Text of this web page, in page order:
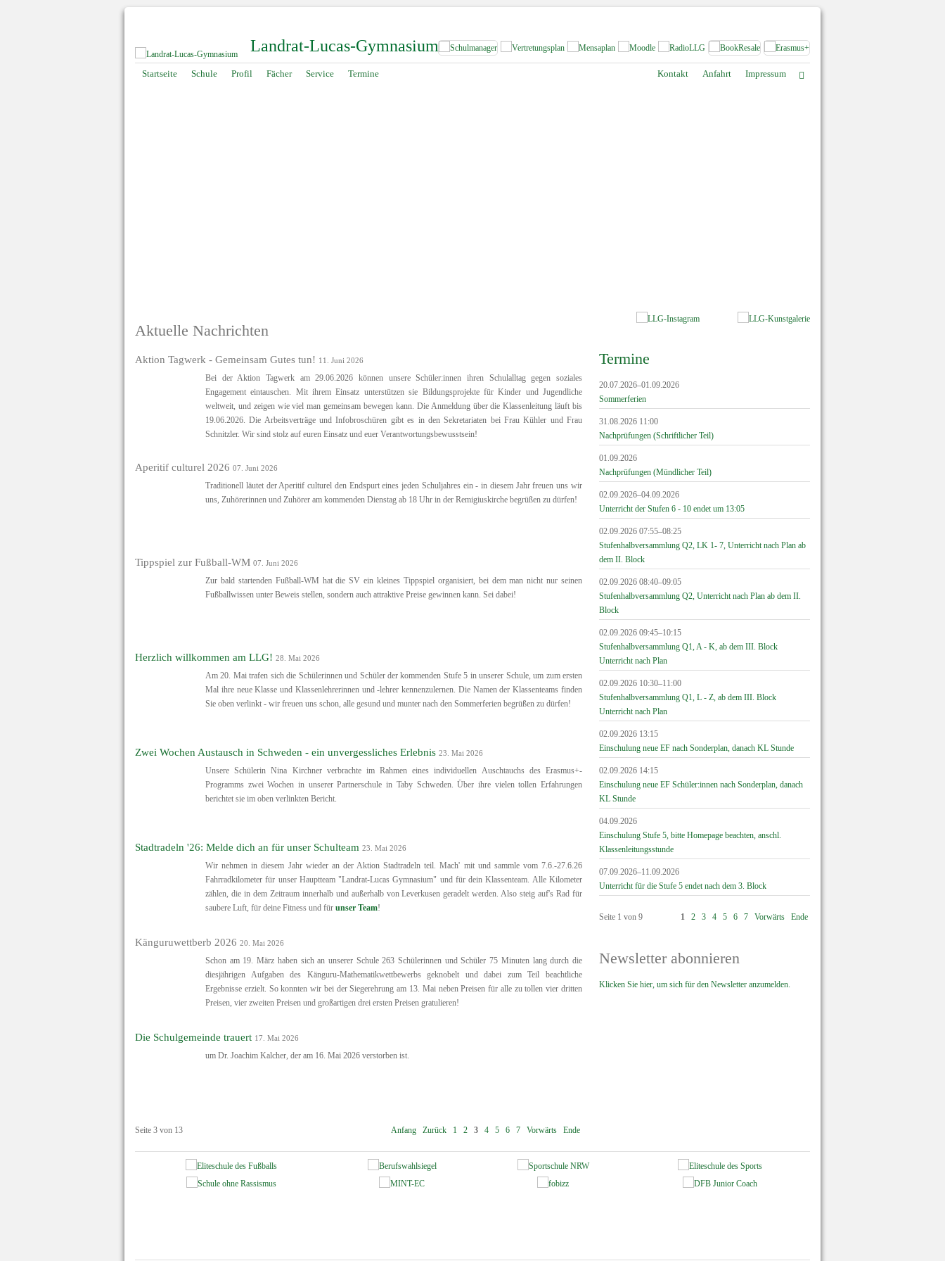
Landrat-Lucas-Gymnasium
Navigation
Startseite Schule Profil Fächer Service Termine Impressum
Anfahrt
Kontakt
Aktuelle Nachrichten
Aktion Tagwerk - Gemeinsam Gutes tun! 11. Juni 2026
Bei der Aktion Tagwerk am 29.06.2026 können unsere Schüler:innen ihren Schulalltag gegen soziales
Engagement eintauschen. Mit ihrem Einsatz unterstützen sie Bildungsprojekte für Kinder und Jugendliche
weltweit, und zeigen wie viel man gemeinsam bewegen kann. Die Anmeldung über die Klassenleitung läuft bis
19.06.2026. Die Arbeitsverträge und Infobroschüren gibt es in den Sekretariaten bei Frau Kühler und Frau
Schnitzler. Wir sind stolz auf euren Einsatz und euer Verantwortungsbewusstsein!
Aperitif culturel 2026 07. Juni 2026
Traditionell läutet der Aperitif culturel den Endspurt eines jeden Schuljahres ein - in diesem Jahr freuen uns wir
uns, Zuhörerinnen und Zuhörer am kommenden Dienstag ab 18 Uhr in der Remigiuskirche begrüßen zu dürfen!
Tippspiel zur Fußball-WM 07. Juni 2026
Zur bald startenden Fußball-WM hat die SV ein kleines Tippspiel organisiert, bei dem man nicht nur seinen
Fußballwissen unter Beweis stellen, sondern auch attraktive Preise gewinnen kann. Sei dabei!
Herzlich willkommen am LLG! 28. Mai 2026
Am 20. Mai trafen sich die Schülerinnen und Schüler der kommenden Stufe 5 in unserer Schule, um zum ersten
Mal ihre neue Klasse und Klassenlehrerinnen und -lehrer kennenzulernen. Die Namen der Klassenteams finden
Sie oben verlinkt - wir freuen uns schon, alle gesund und munter nach den Sommerferien begrüßen zu dürfen!
Zwei Wochen Austausch in Schweden - ein unvergessliches Erlebnis 23. Mai 2026
Unsere Schülerin Nina Kirchner verbrachte im Rahmen eines individuellen Auschtauchs des Erasmus+-
Programms zwei Wochen in unserer Partnerschule in Taby Schweden. Über ihre vielen tollen Erfahrungen
berichtet sie im oben verlinkten Bericht.
Stadtradeln '26: Melde dich an für unser Schulteam 23. Mai 2026
Wir nehmen in diesem Jahr wieder an der Aktion Stadtradeln teil. Mach' mit und sammle vom 7.6.-27.6.26
Fahrradkilometer für unser Hauptteam "Landrat-Lucas Gymnasium" und für dein Klassenteam. Alle Kilometer
zählen, die in dem Zeitraum innerhalb und außerhalb von Leverkusen geradelt werden. Also steig auf's Rad für
saubere Luft, für deine Fitness und für unser Team!
Känguruwettberb 2026 20. Mai 2026
Schon am 19. März haben sich an unserer Schule 263 Schülerinnen und Schüler 75 Minuten lang durch die
diesjährigen Aufgaben des Känguru-Mathematikwettbewerbs geknobelt und dabei zum Teil beachtliche
Ergebnisse erzielt. So konnten wir bei der Siegerehrung am 13. Mai neben Preisen für alle zu tollen vier dritten
Preisen, vier zweiten Preisen und großartigen drei ersten Preisen gratulieren!
Die Schulgemeinde trauert 17. Mai 2026
um Dr. Joachim Kalcher, der am 16. Mai 2026 verstorben ist.
Seite 3 von 13 Anfang Zurück 1 2 3 4 5 6 7 Vorwärts Ende
Termine
20.07.2026–01.09.2026
Sommerferien
31.08.2026 11:00
Nachprüfungen (Schriftlicher Teil)
01.09.2026
Nachprüfungen (Mündlicher Teil)
02.09.2026–04.09.2026
Unterricht der Stufen 6 - 10 endet um 13:05
02.09.2026 07:55–08:25
Stufenhalbversammlung Q2, LK 1- 7, Unterricht nach Plan ab
dem II. Block
02.09.2026 08:40–09:05
Stufenhalbversammlung Q2, Unterricht nach Plan ab dem II.
Block
02.09.2026 09:45–10:15
Stufenhalbversammlung Q1, A - K, ab dem III. Block
Unterricht nach Plan
02.09.2026 10:30–11:00
Stufenhalbversammlung Q1, L - Z, ab dem III. Block
Unterricht nach Plan
02.09.2026 13:15
Einschulung neue EF nach Sonderplan, danach KL Stunde
02.09.2026 14:15
Einschulung neue EF Schüler:innen nach Sonderplan, danach
KL Stunde
04.09.2026
Einschulung Stufe 5, bitte Homepage beachten, anschl.
Klassenleitungsstunde
07.09.2026–11.09.2026
Unterricht für die Stufe 5 endet nach dem 3. Block
Seite 1 von 9 1 2 3 4 5 6 7 Vorwärts Ende
Newsletter abonnieren
Klicken Sie hier, um sich für den Newsletter anzumelden.